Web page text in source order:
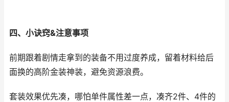
四、小诀窍&注意事项
前期跟着剧情走拿到的装备不用过度养成，留着材料给后
面换的高阶金装神装，避免资源浪费。
套装效果优先凑，哪怕单件属性差一点，凑齐2件、4件的